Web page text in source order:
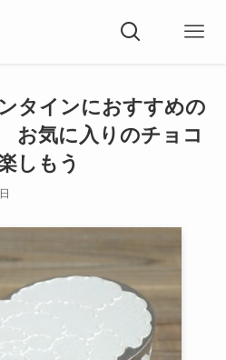
タインにおすすめの
お気に入りのチョコ
しもう